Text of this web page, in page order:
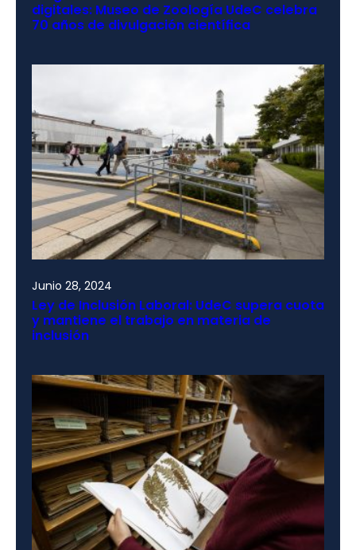
digitales: Museo de Zoología UdeC celebra
70 años de divulgación científica
Junio 28, 2024
Ley de Inclusión Laboral: UdeC supera cuota
y mantiene el trabajo en materia de
inclusión